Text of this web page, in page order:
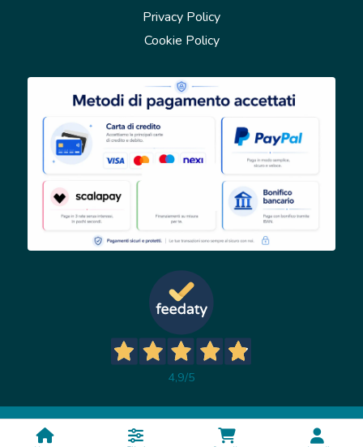
Privacy Policy
Cookie Policy
4,9/5
2014/2026 - Miss Convenienza